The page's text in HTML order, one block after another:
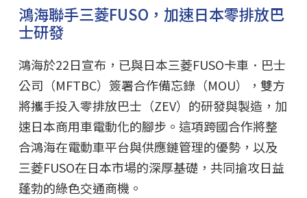
鴻海聯手三菱FUSO，加速日本零排放巴
士研發
鴻海於22日宣布，已與日本三菱FUSO卡車．巴士
公司（MFTBC）簽署合作備忘錄（MOU），雙方
將攜手投入零排放巴士（ZEV）的研發與製造，加
速日本商用車電動化的腳步。這項跨國合作將整
合鴻海在電動車平台與供應鏈管理的優勢，以及
三菱FUSO在日本市場的深厚基礎，共同搶攻日益
蓬勃的綠色交通商機。